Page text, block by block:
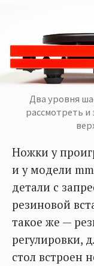
Два уровня
рассмотреть
Ножки у
и у модели
детали с
резиновой
такое же —
регулировки,
стол встроен